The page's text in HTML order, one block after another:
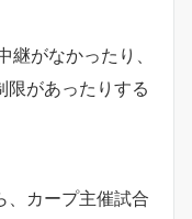
がなかったり、
限があったりする
、カープ主催試合